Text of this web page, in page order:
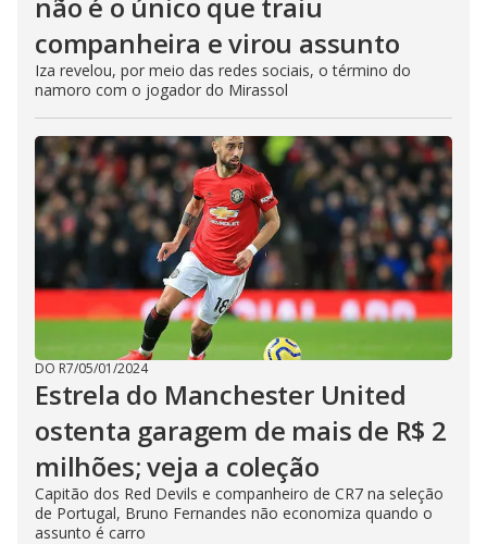
companheira e virou assunto
Iza revelou, por meio das redes sociais, o término do
namoro com o jogador do Mirassol
DO R7/05/01/2024
Estrela do Manchester United
ostenta garagem de mais de R$ 2
milhões; veja a coleção
Capitão dos Red Devils e companheiro de CR7 na seleção
de Portugal, Bruno Fernandes não economiza quando o
assunto é carro